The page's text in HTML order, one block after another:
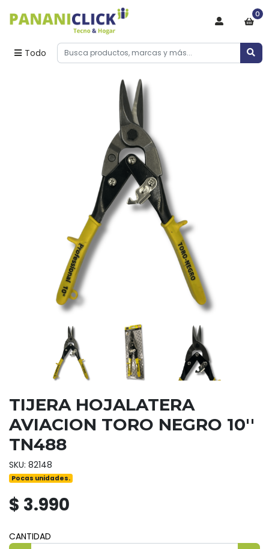
Todo
0
TIJERA HOJALATERA
AVIACION TORO NEGRO 10''
TN488
SKU: 82148
Pocas unidades.
$ 3.990
CANTIDAD